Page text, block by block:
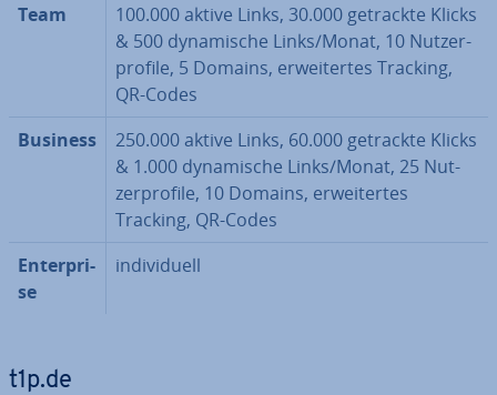
Team
100.000 aktive Links, 30.000 getrackte Klicks
& 500 dy­na­mi­sche Links/Monat, 10 Nut­zer­
pro­fi­le, 5 Domains, er­wei­ter­tes Tracking,
QR-Codes
Business
250.000 aktive Links, 60.000 getrackte Klicks
& 1.000 dy­na­mi­sche Links/Monat, 25 Nut­
zer­pro­fi­le, 10 Domains, er­wei­ter­tes
Tracking, QR-Codes
En­ter­pri­
se
in­di­vi­du­ell
t1p.de